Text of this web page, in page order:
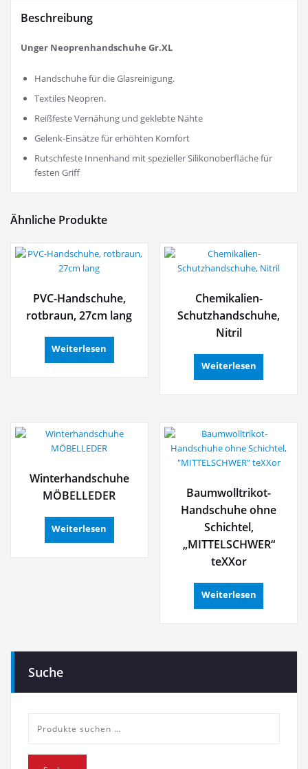
Beschreibung
Unger Neoprenhandschuhe Gr.XL
Handschuhe für die Glasreinigung.
Textiles Neopren.
Reißfeste Vernähung und geklebte Nähte
Gelenk-Einsätze für erhöhten Komfort
Rutschfeste Innenhand mit spezieller Silikonoberfläche für
festen Griff
Ähnliche Produkte
PVC-Handschuhe,
rotbraun, 27cm lang
Weiterlesen
Chemikalien-
Schutzhandschuhe,
Nitril
Weiterlesen
Winterhandschuhe
MÖBELLEDER
Weiterlesen
Baumwolltrikot-
Handschuhe ohne
Schichtel,
„MITTELSCHWER“
teXXor
Weiterlesen
Suche
nach: